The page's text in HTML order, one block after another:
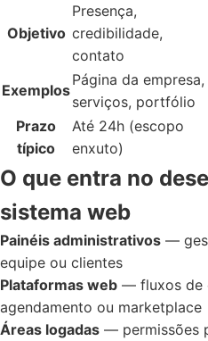
Objetivo
Presença,
credibilidade,
contato
Exemplos
Página da empresa,
serviços, portfólio
Prazo
típico
Até 24h (escopo
enxuto)
O que entra no
sistema web
Painéis administrativos —
equipe ou clientes
Plataformas web — fluxos de
agendamento ou marketplace
Áreas logadas — permissões